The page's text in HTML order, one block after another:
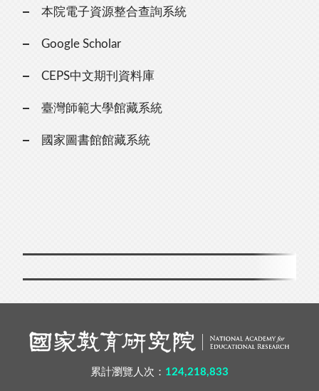
本院電子資源整合查詢系統
Google Scholar
CEPS中文期刊資料庫
臺灣師範大學館藏系統
國家圖書館館藏系統
累計瀏覽人次： 124,218,833